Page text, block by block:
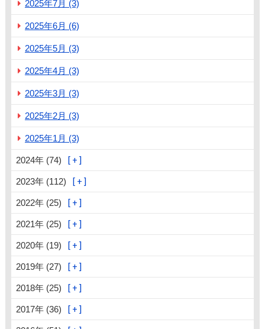
2025年7月 (3)
2025年6月 (6)
2025年5月 (3)
2025年4月 (3)
2025年3月 (3)
2025年2月 (3)
2025年1月 (3)
2024年 (74)
2023年 (112)
2022年 (25)
2021年 (25)
2020年 (19)
2019年 (27)
2018年 (25)
2017年 (36)